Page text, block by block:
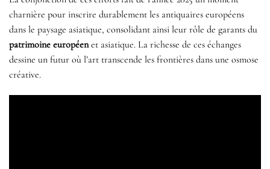
charnière pour inscrire durablement les antiquaires européens
dans le paysage asiatique, consolidant ainsi leur rôle de garants du
patrimoine européenet asiatique. La richesse de ces échanges
dessine un futur où l’art transcende les frontières dans une osmose
créative.